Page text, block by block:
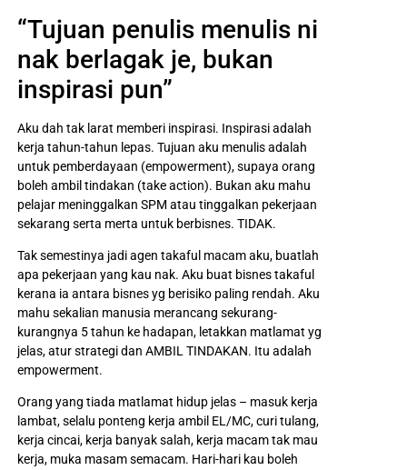
“Tujuan penulis menulis ni
nak berlagak je, bukan
inspirasi pun”
Aku dah tak larat memberi inspirasi. Inspirasi adalah
kerja tahun-tahun lepas. Tujuan aku menulis adalah
untuk pemberdayaan (empowerment), supaya orang
boleh ambil tindakan (take action). Bukan aku mahu
pelajar meninggalkan SPM atau tinggalkan pekerjaan
sekarang serta merta untuk berbisnes. TIDAK.
Tak semestinya jadi agen takaful macam aku, buatlah
apa pekerjaan yang kau nak. Aku buat bisnes takaful
kerana ia antara bisnes yg berisiko paling rendah. Aku
mahu sekalian manusia merancang sekurang-
kurangnya 5 tahun ke hadapan, letakkan matlamat yg
jelas, atur strategi dan AMBIL TINDAKAN. Itu adalah
empowerment.
Orang yang tiada matlamat hidup jelas – masuk kerja
lambat, selalu ponteng kerja ambil EL/MC, curi tulang,
kerja cincai, kerja banyak salah, kerja macam tak mau
kerja, muka masam semacam. Hari-hari kau boleh